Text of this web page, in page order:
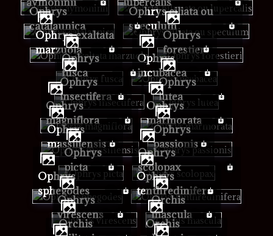
Ophrys
catalaunica
Ophrys ciliata ou
speculum
Ophrys exaltata
marzuola
Ophrys
forestieri
Ophrys
fusca
Ophrys
incubacea
Ophrys
insectifera
Ophrys
lutea
Ophrys
magniflora
Ophrys
marmorata
Ophrys
massiliensis
Ophrys
passionis
Ophrys
picta
Ophrys
scolopax
Ophrys
sphegodes
Ophrys
tenthredinifera
Ophrys
virescens
Orchis
mascula
Orchis
Orchis